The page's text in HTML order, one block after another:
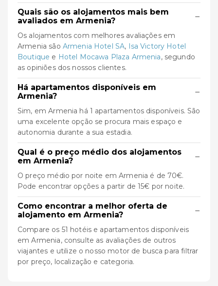
Quais são os alojamentos mais bem
avaliados em Armenia?
−
Os alojamentos com melhores avaliações em
Armenia são Armenia Hotel SA, Isa Victory Hotel
Boutique e Hotel Mocawa Plaza Armenia, segundo
as opiniões dos nossos clientes.
Há apartamentos disponíveis em
Armenia?
−
Sim, em Armenia há 1 apartamentos disponíveis. São
uma excelente opção se procura mais espaço e
autonomia durante a sua estadia.
Qual é o preço médio dos alojamentos
em Armenia?
−
O preço médio por noite em Armenia é de 70€.
Pode encontrar opções a partir de 15€ por noite.
Como encontrar a melhor oferta de
alojamento em Armenia?
−
Compare os 51 hotéis e apartamentos disponíveis
em Armenia, consulte as avaliações de outros
viajantes e utilize o nosso motor de busca para filtrar
por preço, localização e categoria.